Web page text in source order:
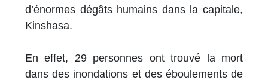
d’énormes dégâts humains dans la capitale,
Kinshasa.
En effet, 29 personnes ont trouvé la mort
dans des inondations et des éboulements de